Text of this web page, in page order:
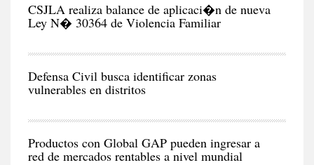
CSJLA realiza balance de aplicaci�n de nueva
Ley N� 30364 de Violencia Familiar
Defensa Civil busca identificar zonas
vulnerables en distritos
Productos con Global GAP pueden ingresar a
red de mercados rentables a nivel mundial